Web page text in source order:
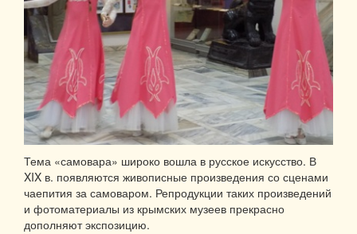
Тема «самовара» широко вошла в русское искусство. В
XIX в. появляются живописные произведения со сценами
чаепития за самоваром. Репродукции таких произведений
и фотоматериалы из крымских музеев прекрасно
дополняют экспозицию.